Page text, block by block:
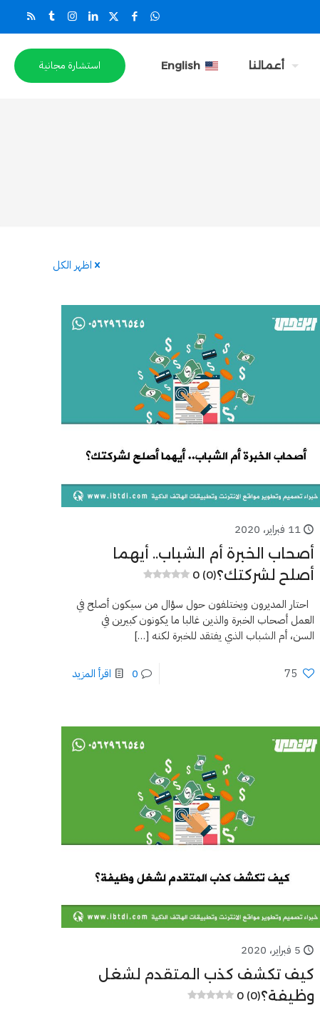
أعمالنا English استشارة مجانية
اظهر الكل
11 فبراير، 2020
أصحاب الخبرة أم الشباب.. أيهما
أصلح لشركتك؟0 (0)
احتار المديرون ويختلفون حول سؤال من سيكون أصلح في
العمل أصحاب الخبرة والذين غالبا ما يكونون كبيرين في
السن، أم الشباب الذي يفتقد للخبرة لكنه […]
75
0 اقرأ المزيد
5 فبراير، 2020
كيف تكشف كذب المتقدم لشغل
وظيفة؟0 (0)